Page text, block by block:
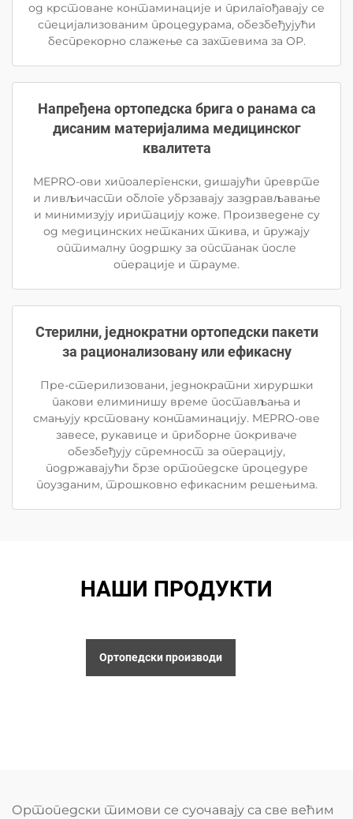
од крстоване контаминације и прилагођавају се
специјализованим процедурама, обезбеђујући
беспрекорно слажење са захтевима за ОР.
Напређена ортопедска брига о ранама са
дисаним материјалима медицинског
квалитета
MEPRO-ови хипоалергенски, дишајући преврте
и ливљичасти облоге убрзавају заздрављавање
и минимизују иритацију коже. Произведене су
од медицинских нетканих ткива, и пружају
оптималну подршку за опстанак после
операције и трауме.
Стерилни, једнократни ортопедски пакети
за рационализовану или ефикасну
Пре-стерилизовани, једнократни хируршки
пакови елиминишу време постављања и
смањују крстовану контаминацију. MEPRO-ове
завесе, рукавице и приборне покриваче
обезбеђују спремност за операцију,
подржавајући брзе ортопедске процедуре
поузданим, трошковно ефикасним решењима.
НАШИ ПРОДУКТИ
Ортопедски производи
Ортопедски тимови се суочавају са све већим